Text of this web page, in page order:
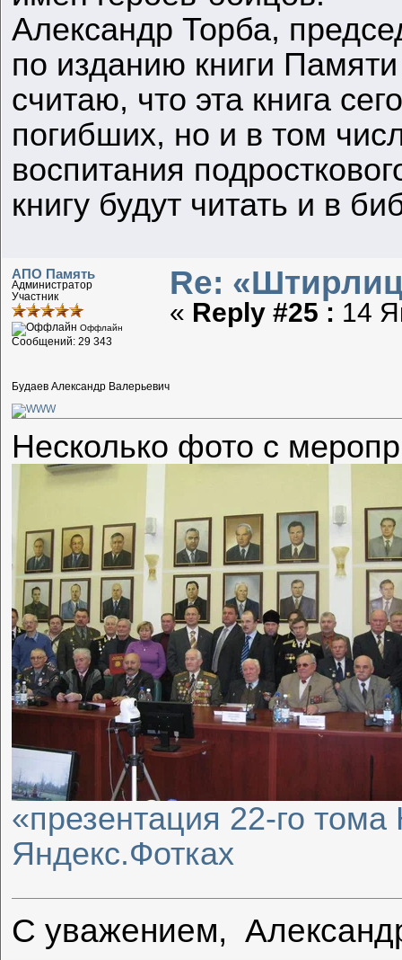
Александр Торба,
по изданию книги
считаю, что эта книга
погибших, но и в том
воспитания
книгу будут читать и в
АПО Память
Администратор
Участник
Оффлайн
Сообщений: 29 343
Будаев Александр Валерьевич
Re:
« Reply #25 : 14
Несколько фото с
«презентация 22-го
Яндекс.Фотках
С уважением,